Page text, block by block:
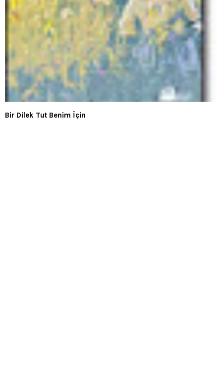
Bir Dilek Tut Benim İçin